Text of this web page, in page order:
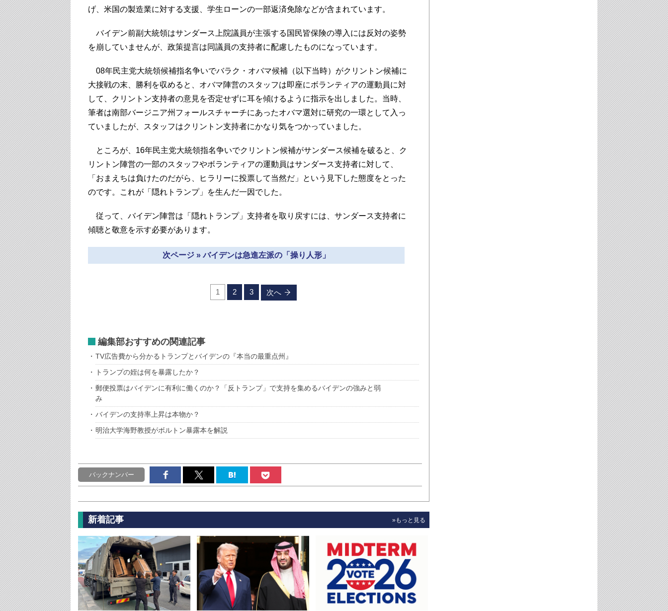
げ、米国の製造業に対する支援、学生ローンの一部返済免除などが含まれています。
バイデン前副大統領はサンダース上院議員が主張する国民皆保険の導入には反対の姿勢
を崩していませんが、政策提言は同議員の支持者に配慮したものになっています。
08年民主党大統領候補指名争いでバラク・オバマ候補（以下当時）がクリントン候補に
大接戦の末、勝利を収めると、オバマ陣営のスタッフは即座にボランティアの運動員に対
して、クリントン支持者の意見を否定せずに耳を傾けるように指示を出しました。当時、
筆者は南部バージニア州フォールスチャーチにあったオバマ選対に研究の一環として入っ
ていましたが、スタッフはクリントン支持者にかなり気をつかっていました。
ところが、16年民主党大統領指名争いでクリントン候補がサンダース候補を破ると、ク
リントン陣営の一部のスタッフやボランティアの運動員はサンダース支持者に対して、
「おまえちは負けたのだがら、ヒラリーに投票して当然だ」という見下した態度をとった
のです。これが「隠れトランプ」を生んだ一因でした。
従って、バイデン陣営は「隠れトランプ」支持者を取り戻すには、サンダース支持者に
傾聴と敬意を示す必要があります。
次ページ » バイデンは急進左派の「操り人形」
1 2 3 次へ
編集部おすすめの関連記事
TV広告費から分かるトランプとバイデンの『本当の最重点州』
トランプの姪は何を暴露したか？
郵便投票はバイデンに有利に働くのか？「反トランプ」で支持を集めるバイデンの強みと弱
み
バイデンの支持率上昇は本物か？
明治大学海野教授がボルトン暴露本を解説
バックナンバー
新着記事 »もっと見る